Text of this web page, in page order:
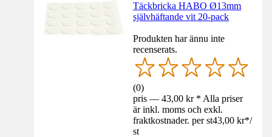
Täckbricka HABO Ø13mm
självhäftande vit 20-pack
Produkten har ännu inte
recenserats.
(0)
pris — 43,00 kr * Alla priser
är inkl. moms och exkl.
fraktkostnader. per st43,00 kr*/
st